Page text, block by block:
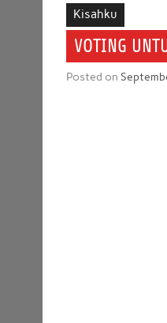
Kisahku
VOTING
Posted on